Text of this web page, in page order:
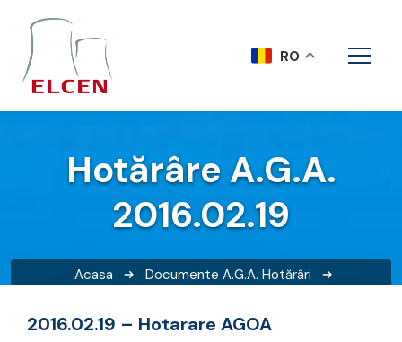
Hotărâre A.G.A.
2016.02.19
Acasa Documente A.G.A. Hotărâri
2016.02.19 – Hotarare AGOA
RO